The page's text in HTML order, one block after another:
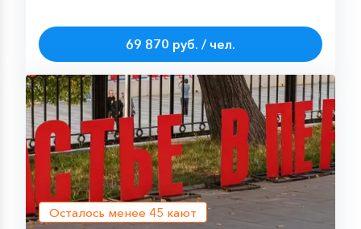
69 870 руб. / чел.
Осталось менее 45 кают